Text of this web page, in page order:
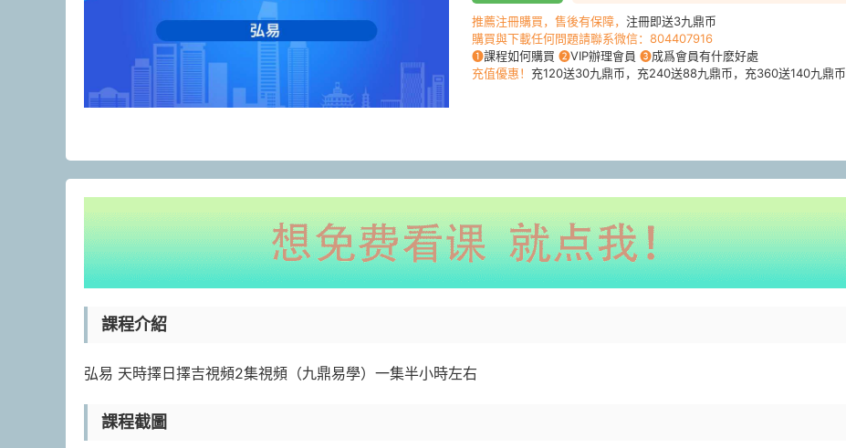
推薦注冊購買，售後有保障， 注冊即送3九鼎币
購買與下載任何問題請聯系微信：804407916
❶課程如何購買 ❷VIP辦理會員 ❸成爲會員有什麽好處
充值優惠！ 充120送30九鼎币，充240送88九鼎币，充360送140九鼎币
課程介紹
弘易 天時擇日擇吉視頻2集視頻（九鼎易學）一集半小時左右
課程截圖